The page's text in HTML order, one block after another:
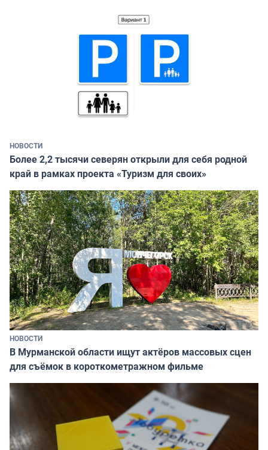
НОВОСТИ
Более 2,2 тысячи северян открыли для себя родной
край в рамках проекта «Туризм для своих»
НОВОСТИ
В Мурманской области ищут актёров массовых сцен
для съёмок в короткометражном фильме